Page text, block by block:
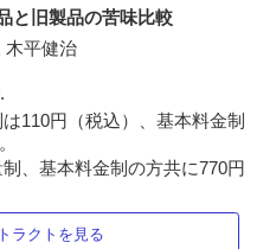
と旧製品の苦味比較
木平健治
110円（税込）、基本料金制
、基本料金制の方共に770円
ラクトを見る